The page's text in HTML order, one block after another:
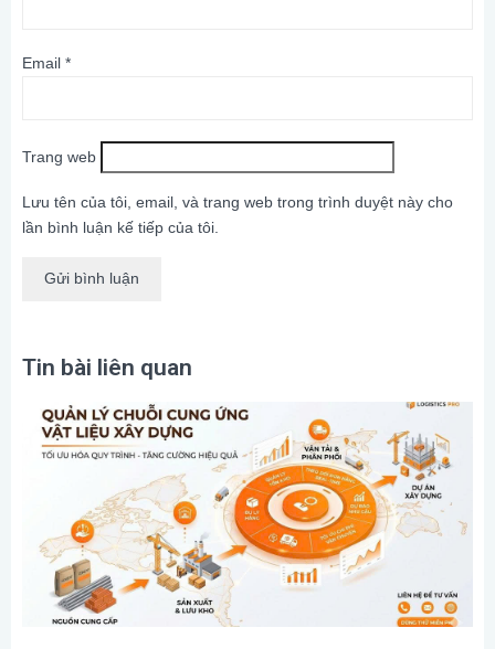
Email *
Trang web
Lưu tên của tôi, email, và trang web trong trình duyệt này cho
lần bình luận kế tiếp của tôi.
Tin bài liên quan